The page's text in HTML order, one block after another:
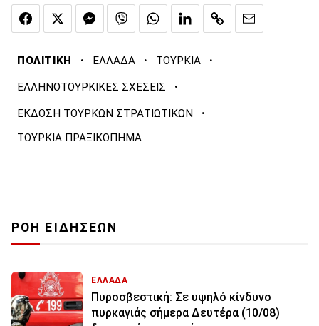
ΠΟΛΙΤΙΚΗ · ΕΛΛΑΔΑ · ΤΟΥΡΚΙΑ ·
ΕΛΛΗΝΟΤΟΥΡΚΙΚΕΣ ΣΧΕΣΕΙΣ ·
ΕΚΔΟΣΗ ΤΟΥΡΚΩΝ ΣΤΡΑΤΙΩΤΙΚΩΝ ·
ΤΟΥΡΚΙΑ ΠΡΑΞΙΚΟΠΗΜΑ
ΡΟΗ ΕΙΔΗΣΕΩΝ
ΕΛΛΑΔΑ
Πυροσβεστική: Σε υψηλό κίνδυνο
πυρκαγιάς σήμερα Δευτέρα (10/08)